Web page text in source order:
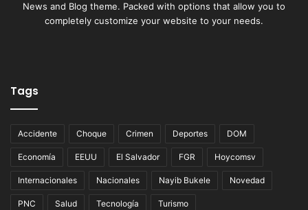
News and Blog theme. Packed with options that allow you to
completely customize your website to your needs.
Tags
Accidente Choque Crimen Deportes DOM
Economía EEUU El Salvador FGR Hoycomsv
Internacionales Nacionales Nayib Bukele Novedad
PNC Salud Tecnología Turismo